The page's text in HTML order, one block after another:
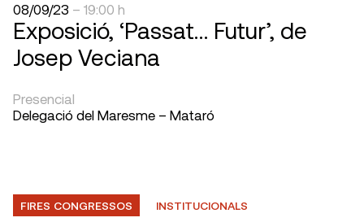
08/09/23 – 19:00 h
Exposició, ‘Passat… Futur’, de
Josep Veciana
Presencial
Delegació del Maresme – Mataró
FIRES CONGRESSOS INSTITUCIONALS